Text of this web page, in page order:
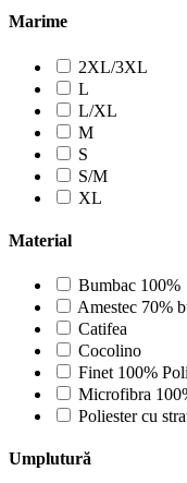
Marime
2XL/3XL
L
L/XL
M
S
S/M
XL
Material
Bumbac 100%
Amestec 70%
Catifea
Cocolino
Finet 100%
Microfibra
Poliester cu
Umplutură